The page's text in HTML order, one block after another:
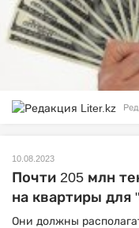
10.08.2023
Почти 205 млн
на квартиры для
Они должны